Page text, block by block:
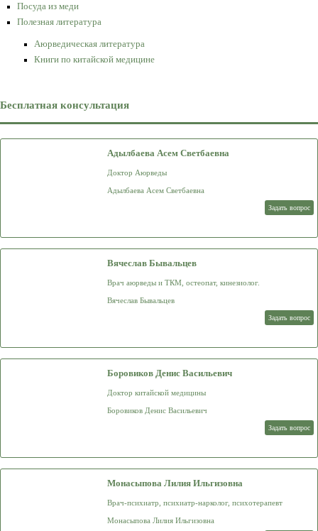
Посуда из меди
Полезная литература
Аюрведическая литература
Книги по китайской медицине
Бесплатная консультация
Адылбаева Асем Светбаевна
Доктор Аюрведы
Адылбаева Асем Светбаевна
Задать вопрос
Вячеслав Бывальцев
Врач аюрведы и ТКМ, остеопат, кинезиолог.
Вячеслав Бывальцев
Задать вопрос
Боровиков Денис Васильевич
Доктор китайской медицины
Боровиков Денис Васильевич
Задать вопрос
Монасыпова Лилия Ильгизовна
Врач-психиатр, психиатр-нарколог, психотерапевт
Монасыпова Лилия Ильгизовна